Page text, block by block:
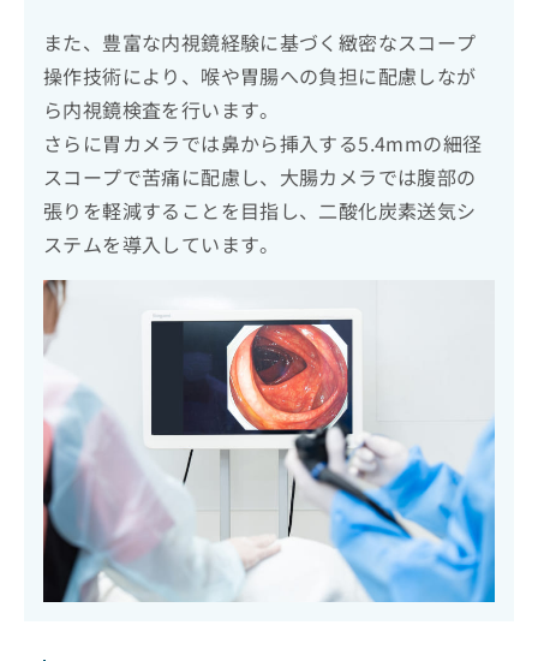
また、豊富な内視鏡経験に基づく緻密なスコープ
操作技術により、喉や胃腸への負担に配慮しなが
ら内視鏡検査を行います。
さらに胃カメラでは鼻から挿入する5.4mmの細径
スコープで苦痛に配慮し、大腸カメラでは腹部の
張りを軽減することを目指し、二酸化炭素送気シ
ステムを導入しています。